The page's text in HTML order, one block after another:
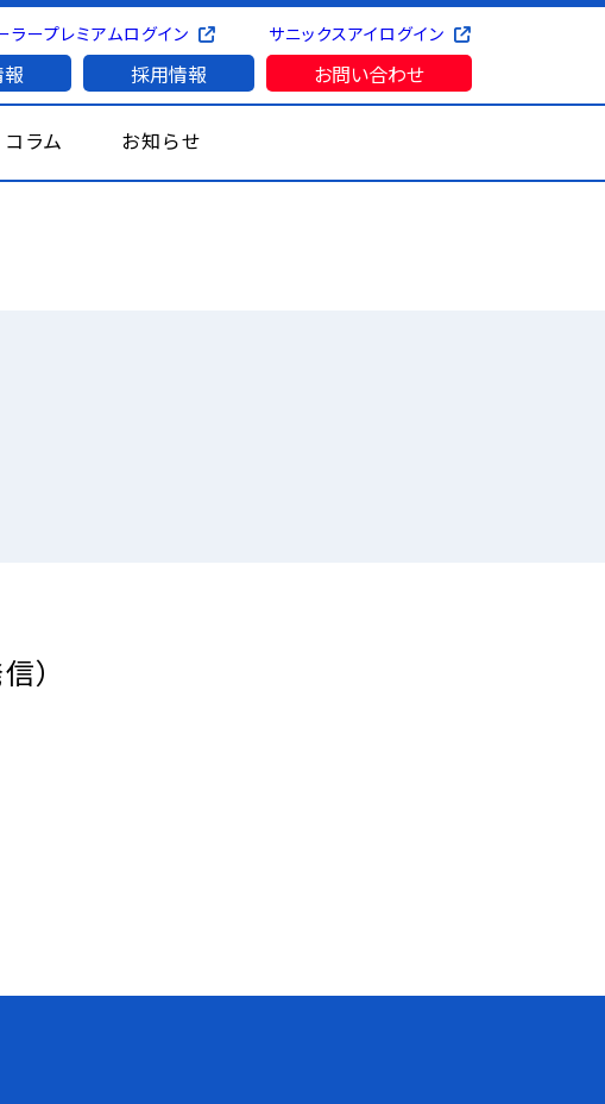
ラープレミアムログイン サニックスアイログイン
採用情報 お問い合わせ
コラム お知らせ
）